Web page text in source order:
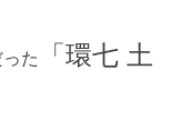
た
「環七 土